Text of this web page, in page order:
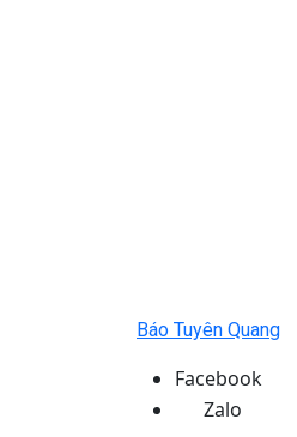
Báo Tuyên Quang
Facebook
Zalo